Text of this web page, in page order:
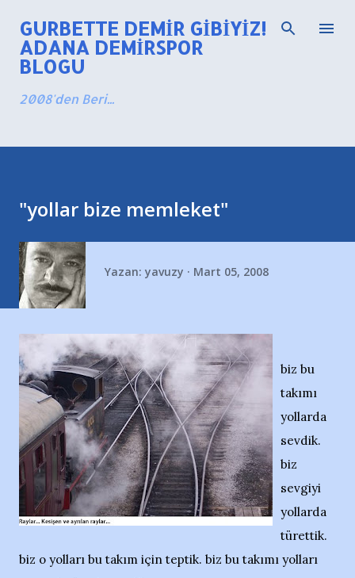
Ana içeriğe atla
GURBETTE DEMIR GIBIYIZ!
ADANA DEMIRSPOR
BLOGU
2008'den Beri...
"yollar bize memleket"
Yazan: yavuzy Mart 05, 2008
biz bu
takımı
yollarda
sevdik.
biz
sevgiyi
yollarda
türettik.
biz o yolları bu takım için teptik. biz bu takımı yolları